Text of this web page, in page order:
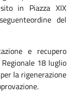
in Piazza XIX
del
e recupero
18 luglio
la rigenerazione